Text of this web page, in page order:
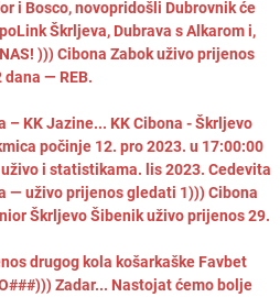
i Bosco, novopridošli Dubrovnik će
Škrljeva, Dubrava s Alkarom i,
))) Cibona Zabok uživo prijenos
— REB.
– KK Jazine... KK Cibona - Škrljevo
počinje 12. pro 2023. u 17:00:00
i statistikama. lis 2023. Cedevita
— uživo prijenos gledati 1))) Cibona
Škrljevo Šibenik uživo prijenos 29.
drugog kola košarkaške Favbet
Zadar... Nastojat ćemo bolje